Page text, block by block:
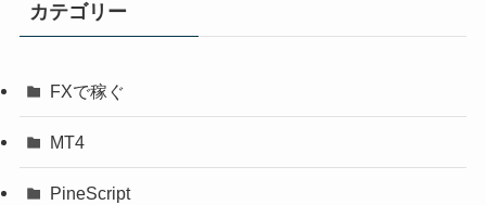
カテゴリー
FXで稼ぐ
MT4
PineScript